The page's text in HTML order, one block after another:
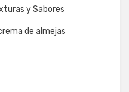
y Sabores
de almejas